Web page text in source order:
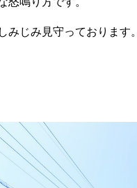
じみ見守っております。